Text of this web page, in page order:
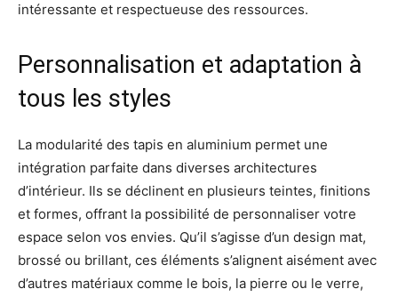
intéressante et respectueuse des ressources.
Personnalisation et adaptation à
tous les styles
La modularité des tapis en aluminium permet une
intégration parfaite dans diverses architectures
d’intérieur. Ils se déclinent en plusieurs teintes, finitions
et formes, offrant la possibilité de personnaliser votre
espace selon vos envies. Qu’il s’agisse d’un design mat,
brossé ou brillant, ces éléments s’alignent aisément avec
d’autres matériaux comme le bois, la pierre ou le verre,